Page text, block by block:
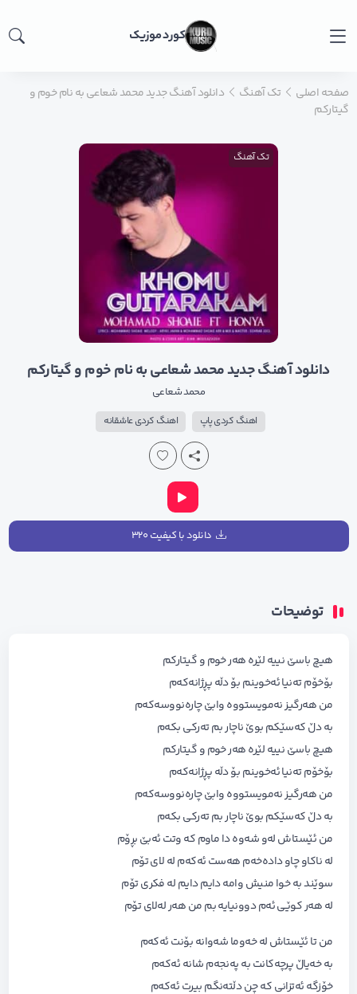
کورد موزیک
صفحه اصلی تک آهنگ
دانلود آهنگ جدید محمد شعاعی به نام خوم و
گیتارکم
تک آهنگ
دانلود آهنگ جدید محمد شعاعی به نام خوم و گیتارکم
محمد شعاعی
اهنگ کردی پاپ اهنگ کردی عاشقانه
دانلود با کیفیت ۳۲۰
توضیحات
هیچ باسێ نییە لێرە هەر خوم و گیتارکم
بۆخۆم تەنیا ئەخوینم بۆ دڵە پڕژانەکەم
من هەرگیز نەمویستووە وابێ چارەنووسەکەم
بە دڵ کەسێکم بوێ ناچار بم تەرکی بکەم
هیچ باسێ نییە لێرە هەر خوم و گیتارکم
بۆخۆم تەنیا ئەخوینم بۆ دڵە پڕژانەکەم
من هەرگیز نەمویستووە وابێ چارەنووسەکەم
بە دڵ کەسێکم بوێ ناچار بم تەرکی بکەم
من ئێستاش لەو شەوە دا ماوم کە وتت ئەبێ بڕۆم
لە ناکاو چاو دادەخەم هەست ئەکەم لە لای تۆم
سوێند بە خوا منیش وامه دایم دایم لە فکری تۆم
لە هەر کوێی ئەم دوونیایە بم من هەر لەلای تۆم
من تا ئێستاش لە خەوما شەوانە بۆنت ئەکەم
بە خەیاڵ پرچەکانت بە پەنجەم شانە ئەکەم
خۆزگە ئەتزانی کە چن دڵتەنگم بیرت ئەکەم